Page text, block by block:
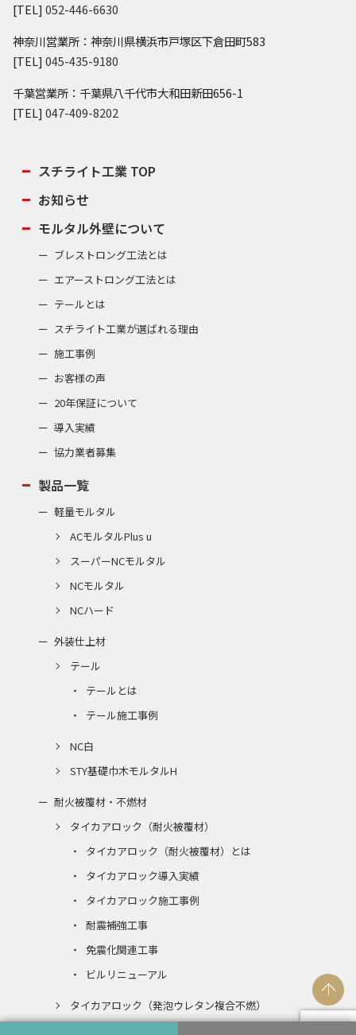
[TEL] 052-446-6630
神奈川営業所：神奈川県横浜市戸塚区下倉田町583
[TEL] 045-435-9180
千葉営業所：千葉県八千代市大和田新田656-1
[TEL] 047-409-8202
スチライト工業 TOP
お知らせ
モルタル外壁について
ブレストロング工法とは
エアーストロング工法とは
テールとは
スチライト工業が選ばれる理由
施工事例
お客様の声
20年保証について
導入実績
協力業者募集
製品一覧
軽量モルタル
ACモルタルPlus u
スーパーNCモルタル
NCモルタル
NCハード
外装仕上材
テール
テールとは
テール施工事例
NC白
STY基礎巾木モルタルH
耐火被覆材・不燃材
タイカアロック（耐火被覆材）
タイカアロック（耐火被覆材）とは
タイカアロック導入実績
タイカアロック施工事例
耐震補強工事
免震化関連工事
ビルリニューアル
タイカアロック（発泡ウレタン複合不燃）